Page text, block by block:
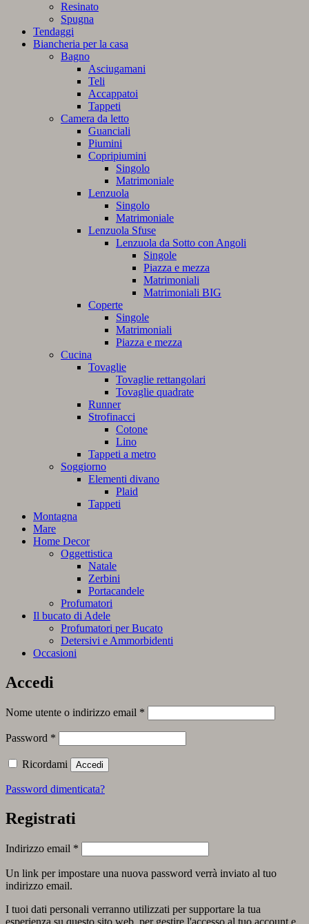
Resinato
Spugna
Tendaggi
Biancheria per la casa
Bagno
Asciugamani
Teli
Accappatoi
Tappeti
Camera da letto
Guanciali
Piumini
Copripiumini
Singolo
Matrimoniale
Lenzuola
Singolo
Matrimoniale
Lenzuola Sfuse
Lenzuola da Sotto con Angoli
Singole
Piazza e mezza
Matrimoniali
Matrimoniali BIG
Coperte
Singole
Matrimoniali
Piazza e mezza
Cucina
Tovaglie
Tovaglie rettangolari
Tovaglie quadrate
Runner
Strofinacci
Cotone
Lino
Tappeti a metro
Soggiorno
Elementi divano
Plaid
Tappeti
Montagna
Mare
Home Decor
Oggettistica
Natale
Zerbini
Portacandele
Profumatori
Il bucato di Adele
Profumatori per Bucato
Detersivi e Ammorbidenti
Occasioni
Accedi
Nome utente o indirizzo email *
Password *
Ricordami Accedi
Password dimenticata?
Registrati
Indirizzo email *
Un link per impostare una nuova password verrà inviato al tuo
indirizzo email.
I tuoi dati personali verranno utilizzati per supportare la tua
esperienza su questo sito web, per gestire l'accesso al tuo account e